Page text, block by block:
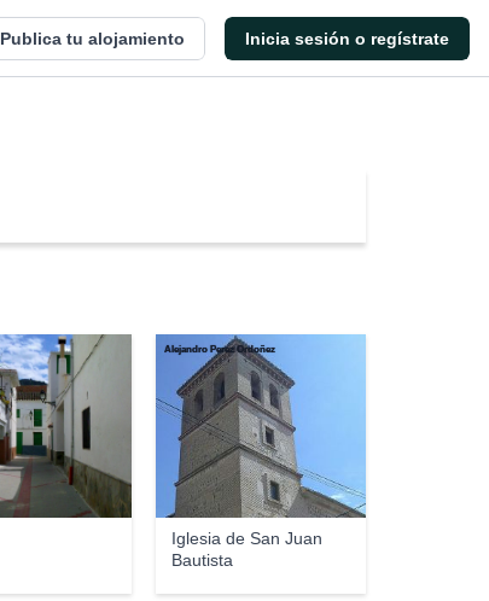
Publica tu alojamiento Inicia sesión o regístrate
Iglesia de San Juan
Bautista
Alejandro Perez Ordoñez